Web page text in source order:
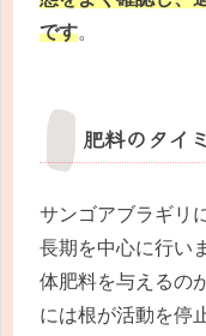
です。
肥料のタイ
サンゴアブラギリ
長期を中心に行い
体肥料を与えるの
には根が活動を停